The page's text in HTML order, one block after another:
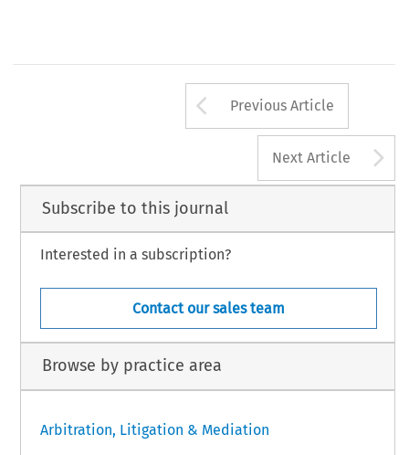
Arrow button
Previous Article
Next Article
Subscribe to this journal
Interested in a subscription?
Contact our sales team
Browse by practice area
Arbitration, Litigation & Mediation